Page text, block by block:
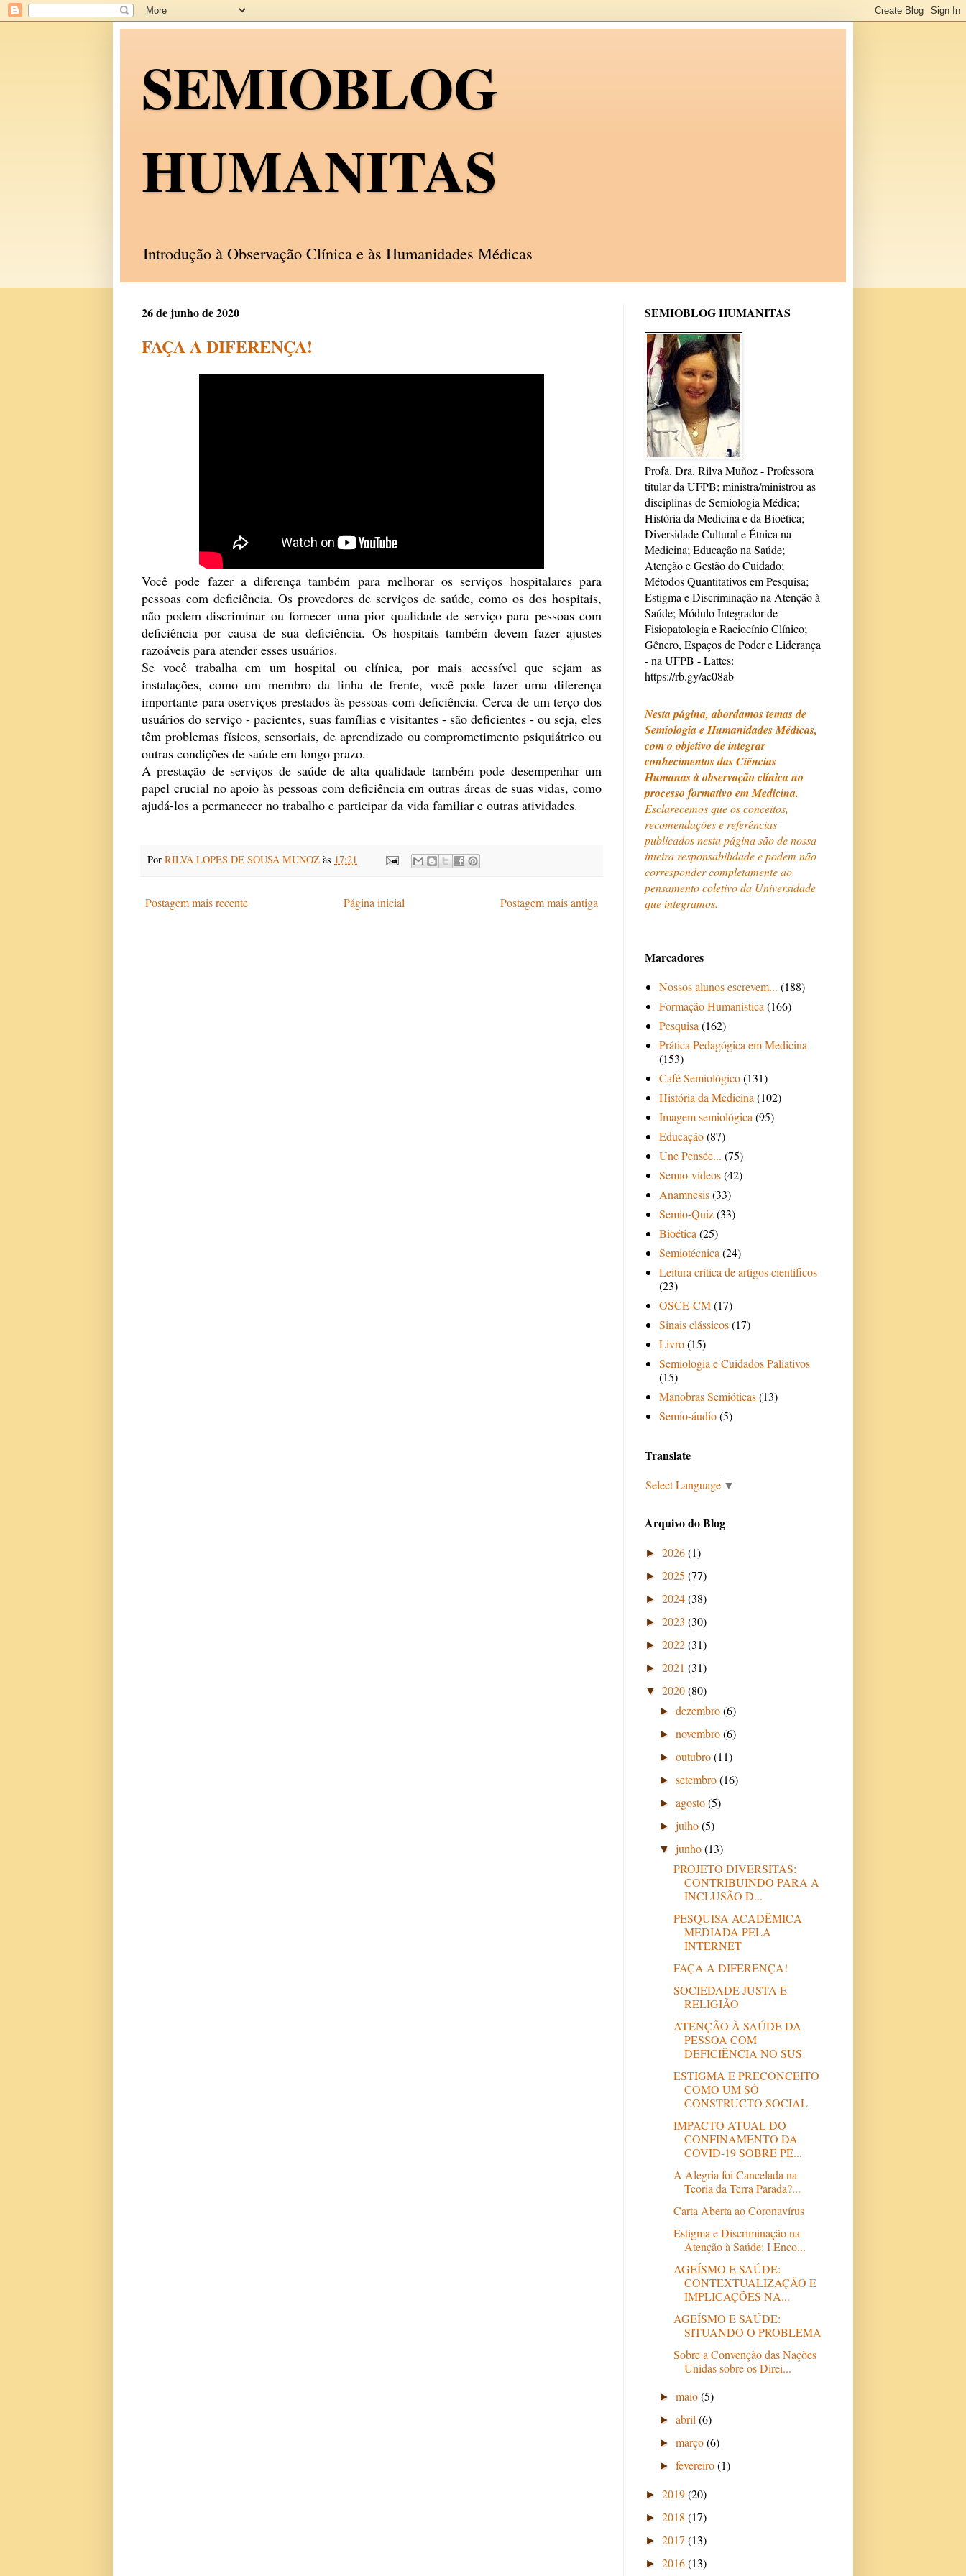
SEMIOBLOG
HUMANITAS
Introdução à Observação Clínica e às Humanidades Médicas
26 de junho de 2020
FAÇA A DIFERENÇA!
Você pode fazer a diferença também para melhorar os serviços hospitalares para
pessoas com deficiência. Os provedores de serviços de saúde, como os dos hospitais,
não podem discriminar ou fornecer uma pior qualidade de serviço para pessoas com
deficiência por causa de sua deficiência. Os hospitais também devem fazer ajustes
razoáveis para atender esses usuários.
Se você trabalha em um hospital ou clínica, por mais acessível que sejam as
instalações, como um membro da linha de frente, você pode fazer uma diferença
importante para oserviços prestados às pessoas com deficiência. Cerca de um terço dos
usuários do serviço - pacientes, suas famílias e visitantes - são deficientes - ou seja, eles
têm problemas físicos, sensoriais, de aprendizado ou comprometimento psiquiátrico ou
outras condições de saúde em longo prazo.
A prestação de serviços de saúde de alta qualidade também pode desempenhar um
papel crucial no apoio às pessoas com deficiência em outras áreas de suas vidas, como
ajudá-los a permanecer no trabalho e participar da vida familiar e outras atividades.
Por RILVA LOPES DE SOUSA MUNOZ às 17:21
Postagem mais recente Postagem mais antiga
Página inicial
SEMIOBLOG HUMANITAS
Profa. Dra. Rilva Muñoz - Professora
titular da UFPB; ministra/ministrou as
disciplinas de Semiologia Médica;
História da Medicina e da Bioética;
Diversidade Cultural e Étnica na
Medicina; Educação na Saúde;
Atenção e Gestão do Cuidado;
Métodos Quantitativos em Pesquisa;
Estigma e Discriminação na Atenção à
Saúde; Módulo Integrador de
Fisiopatologia e Raciocínio Clínico;
Gênero, Espaços de Poder e Liderança
- na UFPB - Lattes:
https://rb.gy/ac08ab
Nesta página, abordamos temas de
Semiologia e Humanidades Médicas,
com o objetivo de integrar
conhecimentos das Ciências
Humanas à observação clínica no
processo formativo em Medicina.
Esclarecemos que os conceitos,
recomendações e referências
publicados nesta página são de nossa
inteira responsabilidade e podem não
corresponder completamente ao
pensamento coletivo da Universidade
que integramos.
Marcadores
Nossos alunos escrevem... (188)
Formação Humanística (166)
Pesquisa (162)
Prática Pedagógica em Medicina
(153)
Café Semiológico(131)
História da Medicina (102)
Imagem semiológica (95)
Educação(87)
Une Pensée... (75)
Semio-vídeos(42)
Anamnesis(33)
Semio-Quiz(33)
Bioética (25)
Semiotécnica (24)
Leitura crítica de artigos científicos
(23)
OSCE-CM(17)
Sinais clássicos(17)
Livro(15)
Semiologia e Cuidados Paliativos
(15)
Manobras Semióticas(13)
Semio-áudio(5)
Translate
Select Language ▼
Arquivo do Blog
► 2026(1)
► 2025 (77)
► 2024(38)
► 2023 (30)
► 2022(31)
► 2021 (31)
▼ 2020(80)
►dezembro(6)
►novembro(6)
►outubro(11)
►setembro(16)
►agosto(5)
►julho(5)
▼junho(13)
PROJETO DIVERSITAS:
CONTRIBUINDO PARA A
INCLUSÃO D...
PESQUISA ACADÊMICA
MEDIADA PELA
INTERNET
FAÇA A DIFERENÇA!
SOCIEDADE JUSTA E
RELIGIÃO
ATENÇÃO À SAÚDE DA
PESSOA COM
DEFICIÊNCIA NO SUS
ESTIGMA E PRECONCEITO
COMO UM SÓ
CONSTRUCTO SOCIAL
IMPACTO ATUAL DO
CONFINAMENTO DA
COVID-19 SOBRE PE...
A Alegria foi Cancelada na
Teoria da Terra Parada?...
Carta Aberta ao Coronavírus
Estigma e Discriminação na
Atenção à Saúde: I Enco...
AGEÍSMO E SAÚDE:
CONTEXTUALIZAÇÃO E
IMPLICAÇÕES NA...
AGEÍSMO E SAÚDE:
SITUANDO O PROBLEMA
Sobre a Convenção das Nações
Unidas sobre os Direi...
►maio(5)
►abril(6)
►março(6)
►fevereiro(1)
► 2019(20)
► 2018 (17)
► 2017 (13)
► 2016(13)